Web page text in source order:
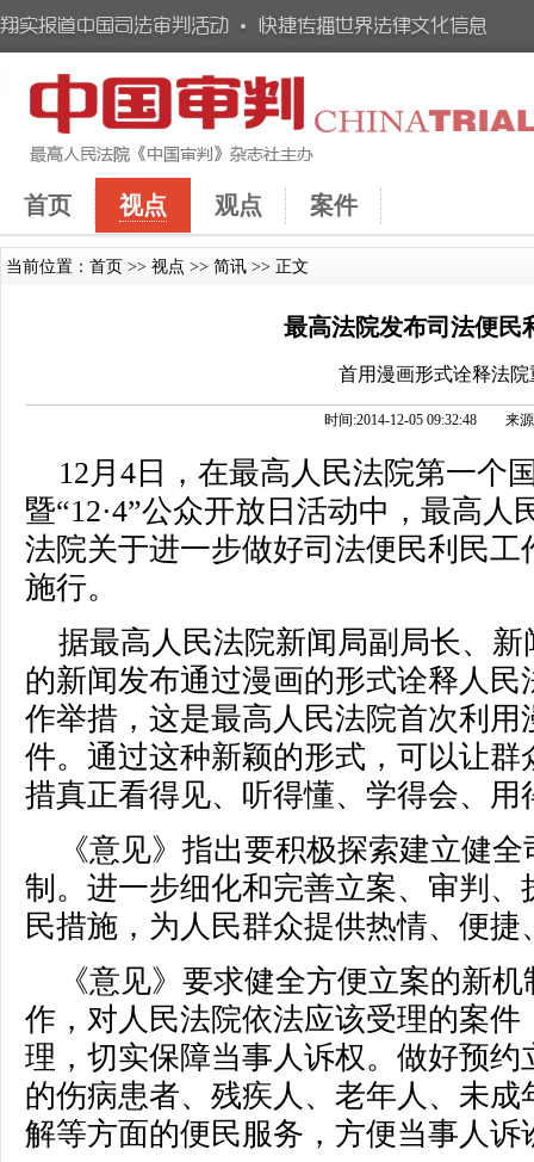
首页 视点 观点 案件
当前位置： 首页 >> 视点 >> 简讯 >> 正文
最高法院发布司法便民
首用漫画形式诠释法院
时间:2014-12-05 09:32:48 来
12月4日，在最高人民法院第一个
暨“12·4”公众开放日活动中，最高
法院关于进一步做好司法便民利民
施行。
据最高人民法院新闻局副局长、
的新闻发布通过漫画的形式诠释人
作举措，这是最高人民法院首次利
件。通过这种新颖的形式，可以让
措真正看得见、听得懂、学得会、用
《意见》指出要积极探索建立健
制。进一步细化和完善立案、审判
民措施，为人民群众提供热情、便
《意见》要求健全方便立案的新
作，对人民法院依法应该受理的案
理，切实保障当事人诉权。做好预
的伤病患者、残疾人、老年人、未
解等方面的便民服务，方便当事人诉